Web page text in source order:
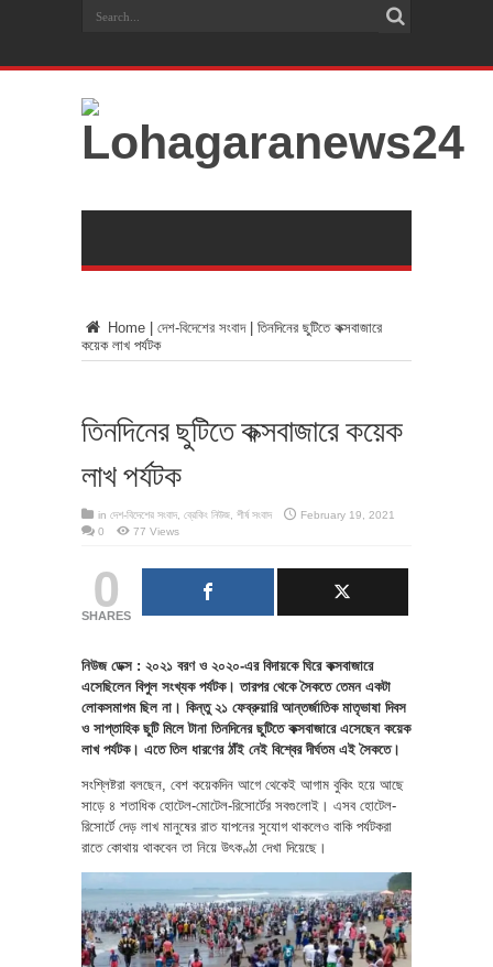
Home দেশ-বিদেশের সংবাদ
তিনদিনের ছুটিতে কক্সবাজারে
কয়েক লাখ পর্যটক
তিনদিনের ছুটিতে কক্সবাজারে কয়েক
লাখ পর্যটক
in দেশ-বিদেশের সংবাদ ব্রেকিং নিউজ শীর্ষ সংবাদ
February 19, 2021
0
77 Views
0
SHARES
নিউজ ডেক্স : ২০২১ বরণ ও ২০২০-এর বিদায়কে ঘিরে কক্সবাজারে
এসেছিলেন বিপুল সংখ্যক পর্যটক। তারপর থেকে সৈকতে তেমন একটা
লোকসমাগম ছিল না। কিন্তু ২১ ফেব্রুয়ারি আন্তর্জাতিক মাতৃভাষা দিবস
ও সাপ্তাহিক ছুটি মিলে টানা তিনদিনের ছুটিতে কক্সবাজারে এসেছেন কয়েক
লাখ পর্যটক। এতে তিল ধারণের ঠাঁই নেই বিশ্বের দীর্ঘতম এই সৈকতে।
সংশ্লিষ্টরা বলছেন, বেশ কয়েকদিন আগে থেকেই আগাম বুকিং হয়ে আছে
সাড়ে ৪ শতাধিক হোটেল-মোটেল-রিসোর্টের সবগুলোই। এসব হোটেল-
রিসোর্টে দেড় লাখ মানুষের রাত যাপনের সুযোগ থাকলেও বাকি পর্যটকরা
রাতে কোথায় থাকবেন তা নিয়ে উৎকণ্ঠা দেখা দিয়েছে।